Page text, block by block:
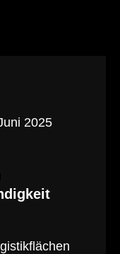
2025